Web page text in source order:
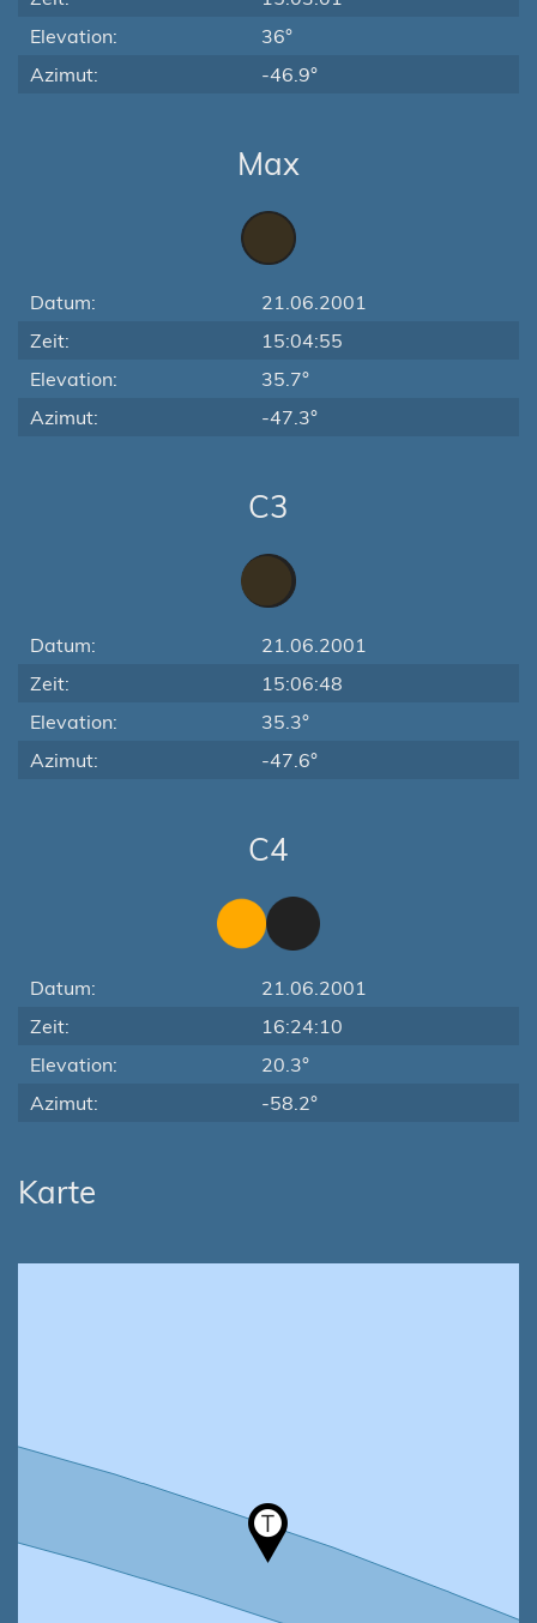
Elevation:
36°
Azimut:
-46.9°
Max
Datum:
21.06.2001
Zeit:
15:04:55
Elevation:
35.7°
Azimut:
-47.3°
C3
Datum:
21.06.2001
Zeit:
15:06:48
Elevation:
35.3°
Azimut:
-47.6°
C4
Datum:
21.06.2001
Zeit:
16:24:10
Elevation:
20.3°
Azimut:
-58.2°
Karte